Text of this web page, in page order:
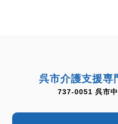
呉市介護支援専
737-0051 呉市